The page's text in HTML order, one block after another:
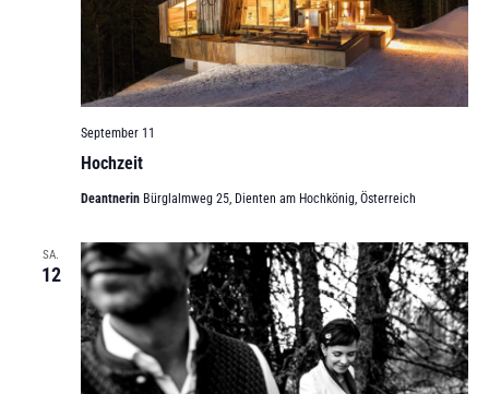
Hochzeit
September 11
Deantnerin Bürglalmweg 25, Dienten am Hochkönig, Österreich
SA.
12